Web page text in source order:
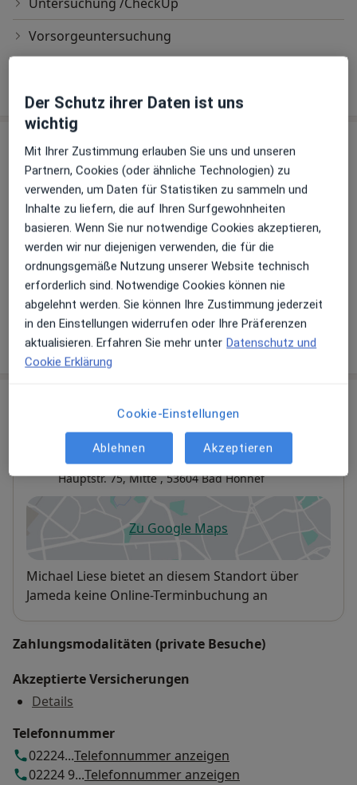
Untersuchung /CheckUp
Vorsorgeuntersuchung
Sind Sie Michael Liese? Arzt-Info
Hinterlegen Sie kostenlos ein Portraitbild, Ihre
Sprechzeiten und Leistungen. Dadurch werden Sie
besser gefunden. Lassen Sie sich außerdem bereits
vor Veröffentlichung kostenfrei über neue
Patienten-Feedbacks per E-Mail informieren.
Jetzt als Arzt anmelden
Praxis Michael Liese Facharzt für Innere
Medizin und Gastroenterologie
Hauptstr. 75, Mitte, 53604Bad Honnef
Zu Google Mapsöffnet in einer neuen
Verfügbarkeit
Michael Liese bietet an diesem Standort über
Jameda keine Online-Terminbuchung an
Zahlungsmodalitäten (private Besuche)
Akzeptierte Versicherungen
Details
Telefonnummer
02224...Telefonnummer anzeigen
02224 9...Telefonnummer anzeigen
Der Schutz ihrer Daten ist uns
wichtig
Mit Ihrer Zustimmung erlauben Sie uns und unseren
Partnern, Cookies (oder ähnliche Technologien) zu
verwenden, um Daten für Statistiken zu sammeln und
Inhalte zu liefern, die auf Ihren Surfgewohnheiten
basieren. Wenn Sie nur notwendige Cookies akzeptieren,
werden wir nur diejenigen verwenden, die für die
ordnungsgemäße Nutzung unserer Website technisch
erforderlich sind. Notwendige Cookies können nie
abgelehnt werden. Sie können Ihre Zustimmung jederzeit
in den Einstellungen widerrufen oder Ihre Präferenzen
aktualisieren. Erfahren Sie mehr unter Datenschutz und
Cookie Erklärung
Cookie-Einstellungen
Ablehnen Akzeptieren